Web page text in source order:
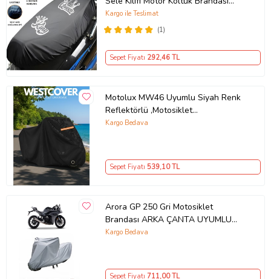
Ürün Kodu:kcm50309640
Siyah
(1)
Kargo ile Teslimat
Sepet Fiyatı 292,46 TL
Motolux MW46 Uyumlu Siyah Renk
Reflektörlü ,Motosiklet
Brandası,Motor Branda Motor
Kargo Bedava
Sepet Fiyatı 539,10 TL
Arora GP 250 Gri Motosiklet
Brandası ARKA ÇANTA UYUMLU
DEĞİLDİR
Kargo Bedava
Sepet Fiyatı 711,00 TL